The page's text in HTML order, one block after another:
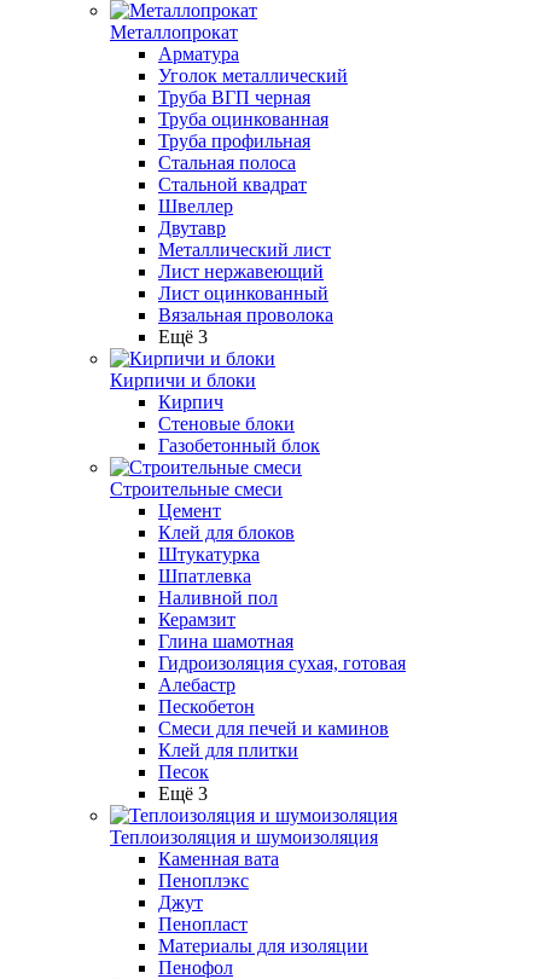
Металлопрокат
Арматура
Уголок металлический
Труба ВГП черная
Труба оцинкованная
Труба профильная
Стальная полоса
Стальной квадрат
Швеллер
Двутавр
Металлический лист
Лист нержавеющий
Лист оцинкованный
Вязальная проволока
Ещё 3
Кирпичи и блоки
Кирпич
Стеновые блоки
Газобетонный блок
Строительные смеси
Цемент
Клей для блоков
Штукатурка
Шпатлевка
Наливной пол
Керамзит
Глина шамотная
Гидроизоляция сухая, готовая
Алебастр
Пескобетон
Смеси для печей и каминов
Клей для плитки
Песок
Ещё 3
Теплоизоляция и шумоизоляция
Каменная вата
Пеноплэкс
Джут
Пенопласт
Материалы для изоляции
Пенофол